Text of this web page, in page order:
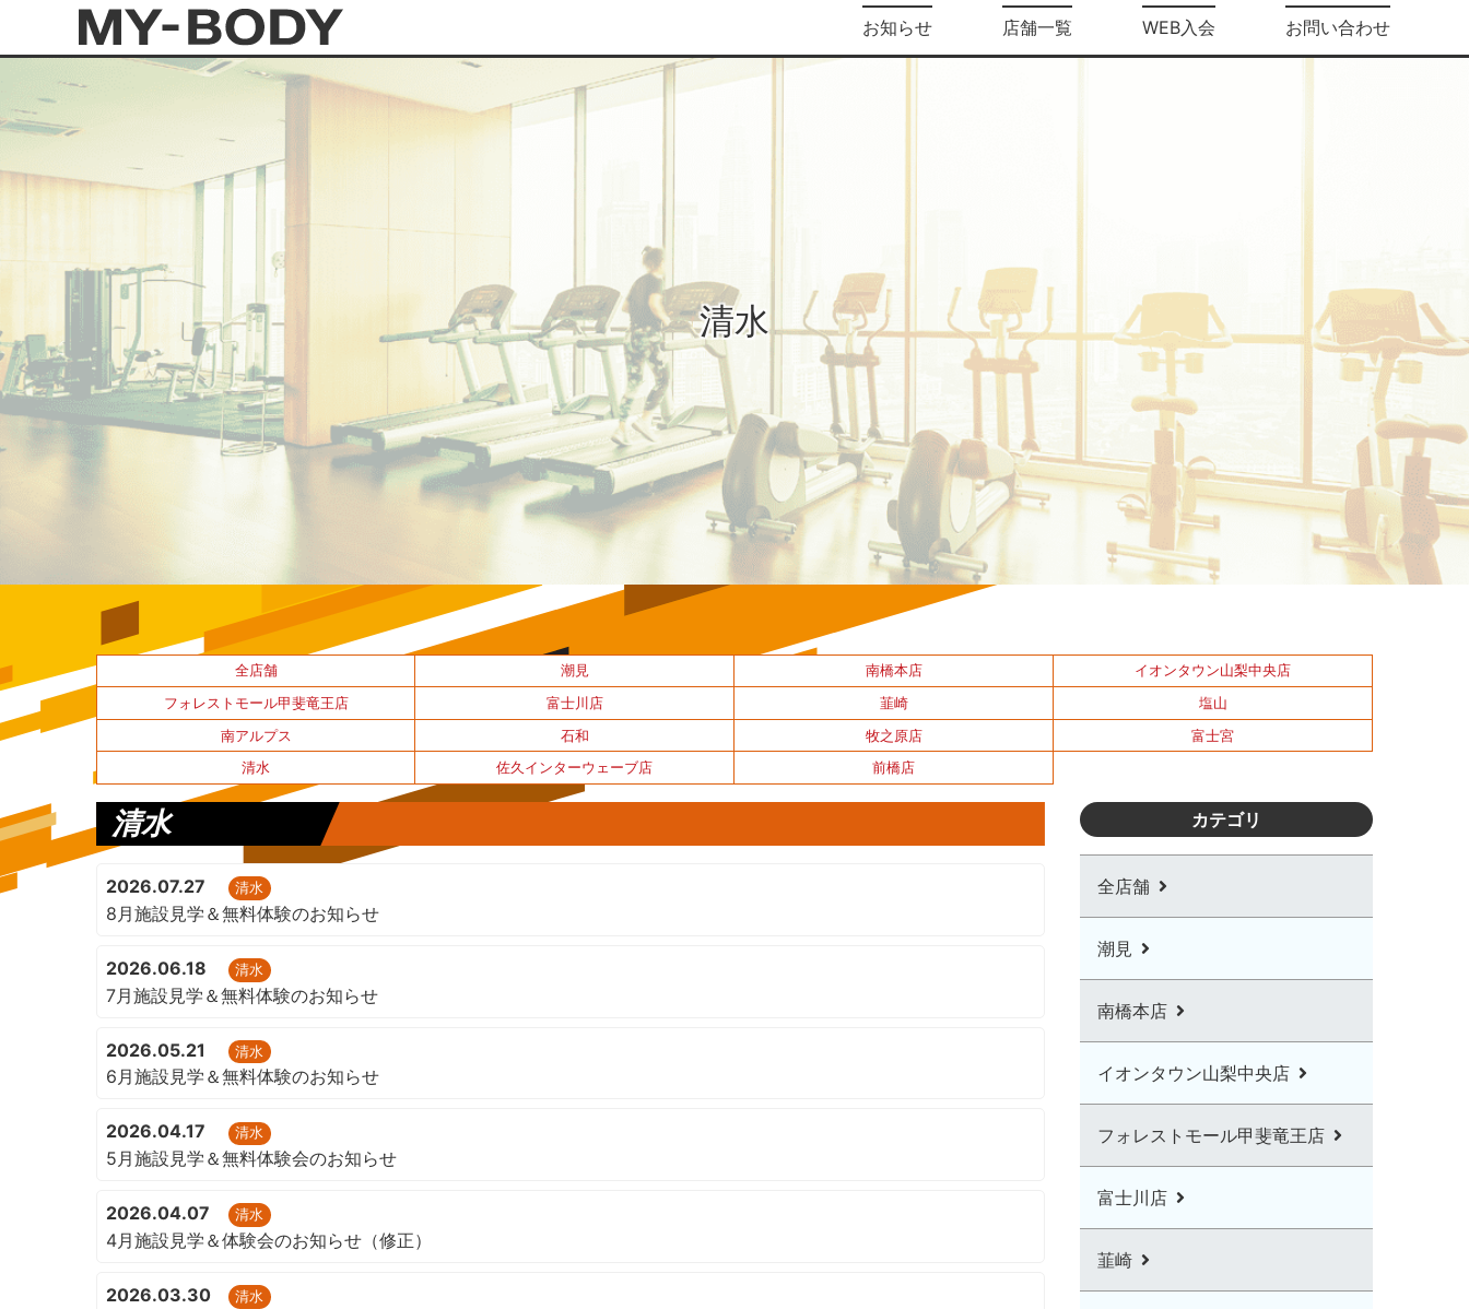
お知らせ 店舗一覧 WEB入会 お問い合わせ
清水
全店舗 潮見 南橋本店
イオンタウン山梨中央店
フォレストモール甲斐竜王店
富士川店 韮崎
塩山
南アルプス
石和 牧之原店
富士宮
清水
佐久インターウェーブ店 前橋店
清水
2026.07.27 清水
8月施設見学＆無料体験のお知らせ
2026.06.18 清水
7月施設見学＆無料体験のお知らせ
2026.05.21 清水
6月施設見学＆無料体験のお知らせ
2026.04.17 清水
5月施設見学＆無料体験会のお知らせ
2026.04.07 清水
4月施設見学＆体験会のお知らせ（修正）
2026.03.30 清水
カテゴリ
全店舗
潮見
南橋本店
イオンタウン山梨中央店
フォレストモール甲斐竜王店
富士川店
韮崎